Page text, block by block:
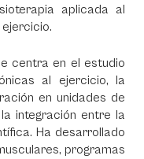
aplicada al
centra en el estudio
al ejercicio, la
en unidades de
integración entre la
Ha desarrollado
programas